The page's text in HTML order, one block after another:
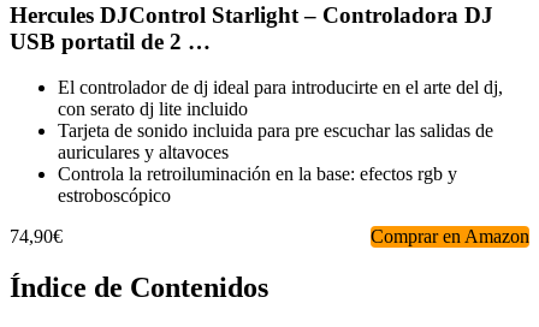
Hercules DJControl Starlight – Controladora DJ
USB portatil de 2 …
El controlador de dj ideal para introducirte en el arte del dj,
con serato dj lite incluido
Tarjeta de sonido incluida para pre escuchar las salidas de
auriculares y altavoces
Controla la retroiluminación en la base: efectos rgb y
estroboscópico
74,90€
Comprar en Amazon
Índice de Contenidos